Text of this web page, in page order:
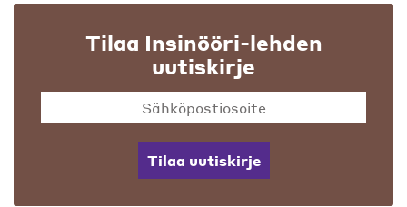
Tilaa Insinööri-lehden
uutiskirje
Tilaa uutiskirje